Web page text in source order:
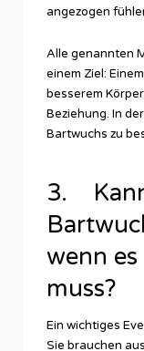
angezogen
Alle genannten
einem Ziel:
besserem
Beziehung. In
Bartwuchs zu
3.
wenn
muss?
Ein wichtiges
Sie brauchen